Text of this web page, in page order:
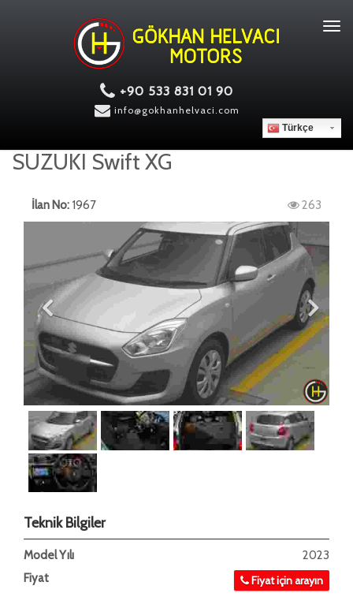
+90 533 831 01 90
info@gokhanhelvaci.com
Türkçe
SUZUKI Swift XG
İlan No: 1967 263
Teknik Bilgiler
Model Yılı
2023
Fiyat
Fiyat için arayın